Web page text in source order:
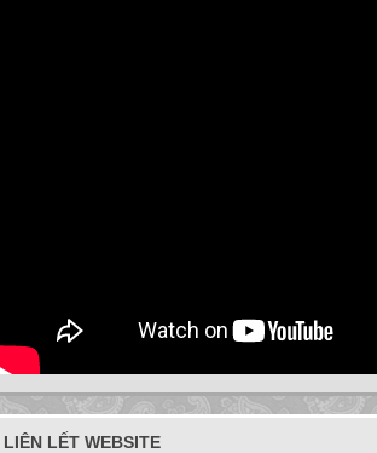
LIÊN LẾT WEBSITE